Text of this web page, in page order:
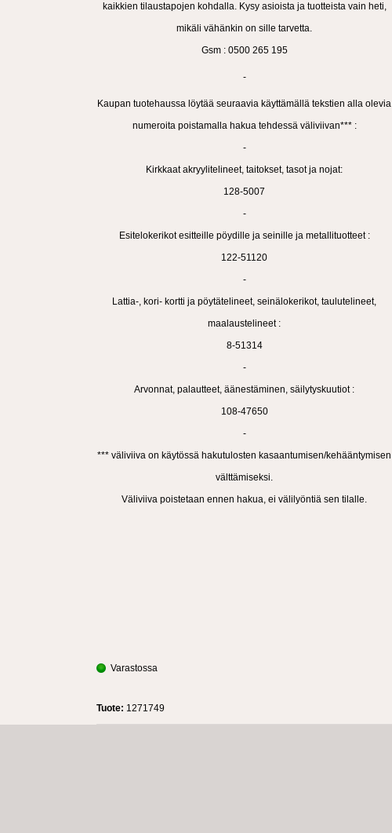
kaikkien tilaustapojen kohdalla. Kysy asioista ja tuotteista vain heti,
mikäli vähänkin on sille tarvetta.
Gsm : 0500 265 195
-
Kaupan tuotehaussa löytää seuraavia käyttämällä tekstien alla olevia
numeroita poistamalla hakua tehdessä väliviivan*** :
-
Kirkkaat akryylitelineet, taitokset, tasot ja nojat:
128-5007
-
Esitelokerikot esitteille pöydille ja seinille ja metallituotteet :
122-51120
-
Lattia-, kori- kortti ja pöytätelineet, seinälokerikot, taulutelineet,
maalaustelineet :
8-51314
-
Arvonnat, palautteet, äänestäminen, säilytyskuutiot :
108-47650
-
*** väliviiva on käytössä hakutulosten kasaantumisen/kehääntymisen
välttämiseksi.
Väliviiva poistetaan ennen hakua, ei välilyöntiä sen tilalle.
Varastossa
Tuote: 1271749